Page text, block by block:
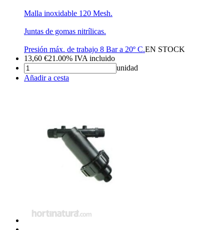
Malla inoxidable 120 Mesh.
Juntas de gomas nitrílicas.
Presión máx. de trabajo 8 Bar a 20º C.EN STOCK
13,60 €21.00% IVA incluido
unidad
Añadir a cesta